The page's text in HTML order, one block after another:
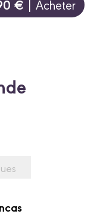
€ | Acheter